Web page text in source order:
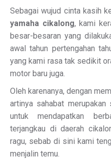
Sebagai wujud cinta kasih
yamaha cikalong, kami
besar-besaran yang
awal tahun pertengahan
yang kami rasa tak sedikit
motor baru juga.
Oleh karenanya, dengan
artinya sahabat
untuk mendapatkan
terjangkau di daerah
ragu, sebab di sini kami
menjalin temu.